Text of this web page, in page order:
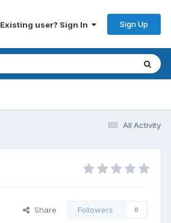
Existing user? Sign In Sign Up
All Activity
Share Followers 0